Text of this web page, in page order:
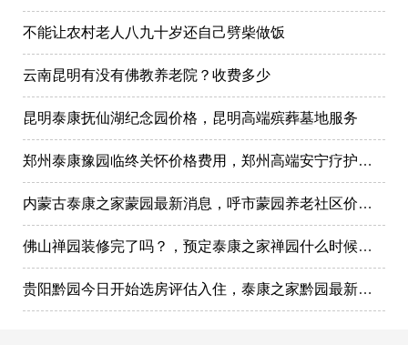
不能让农村老人八九十岁还自己劈柴做饭
云南昆明有没有佛教养老院？收费多少
昆明泰康抚仙湖纪念园价格，昆明高端殡葬墓地服务
郑州泰康豫园临终关怀价格费用，郑州高端安宁疗护在哪里
内蒙古泰康之家蒙园最新消息，呼市蒙园养老社区价格表
佛山禅园装修完了吗？，预定泰康之家禅园什么时候选房入住?
贵阳黔园今日开始选房评估入住，泰康之家黔园最新动态